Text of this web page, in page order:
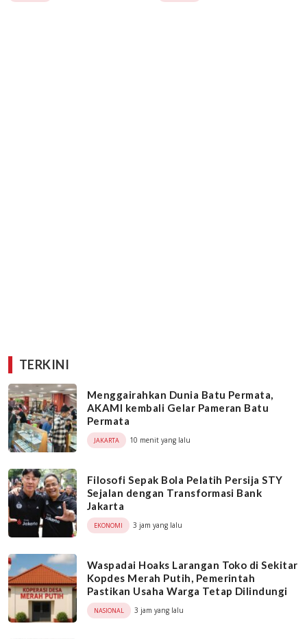
TERKINI
Menggairahkan Dunia Batu Permata,
AKAMI kembali Gelar Pameran Batu
Permata
JAKARTA 10 menit yang lalu
Filosofi Sepak Bola Pelatih Persija STY
Sejalan dengan Transformasi Bank
Jakarta
EKONOMI 3 jam yang lalu
Waspadai Hoaks Larangan Toko di Sekitar
Kopdes Merah Putih, Pemerintah
Pastikan Usaha Warga Tetap Dilindungi
NASIONAL 3 jam yang lalu